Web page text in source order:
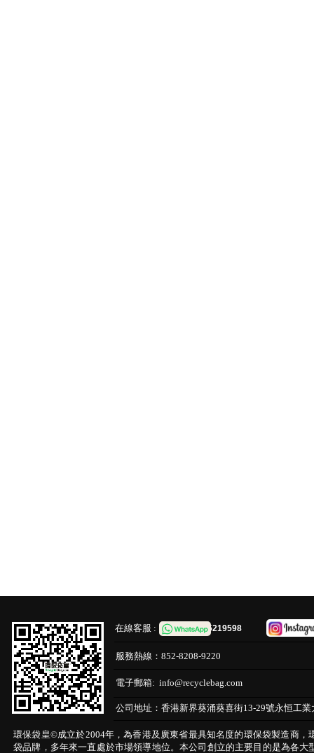
在線客服 :65219598
服務熱線： 852-8208-9220
電子郵箱: info@recyclebag.com
公司地址： 香港新界葵涌葵喜街13-29號永恒工業
環保袋皇©成立於2004年，為香港及廣東省最具知名度的環保袋製造商
袋品牌，多年來一直處於市場領導地位。本公司創立的主要目的是為各大